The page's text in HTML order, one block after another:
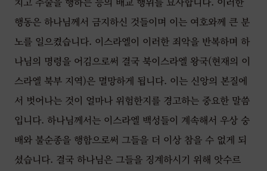
행동은 하나님께서 금지하신 것들이며 이는 여호와께 큰 분
노를 일으켰습니다. 이스라엘이 이러한 죄악을 반복하며 하
나님의 명령을 어김으로써 결국 북이스라엘 왕국(현재의 이
스라엘 북부 지역)은 멸망하게 됩니다. 이는 신앙의 본질에
서 벗어나는 것이 얼마나 위험한지를 경고하는 중요한 말씀
입니다. 하나님께서는 이스라엘 백성들이 계속해서 우상 숭
배와 불순종을 행함으로써 그들을 더 이상 참을 수 없게 되
셨습니다. 결국 하나님은 그들을 징계하시기 위해 앗수르